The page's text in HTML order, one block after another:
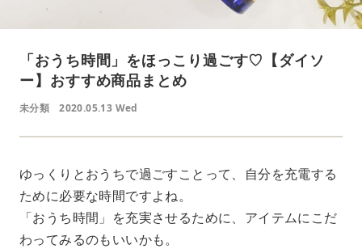
「おうち時間」をほっこり過ごす♡【ダイソ
ー】おすすめ商品まとめ
未分類 2020.05.13 Wed
ゆっくりとおうちで過ごすことって、自分を充電する
ために必要な時間ですよね。
「おうち時間」を充実させるために、アイテムにこだ
わってみるのもいいかも。